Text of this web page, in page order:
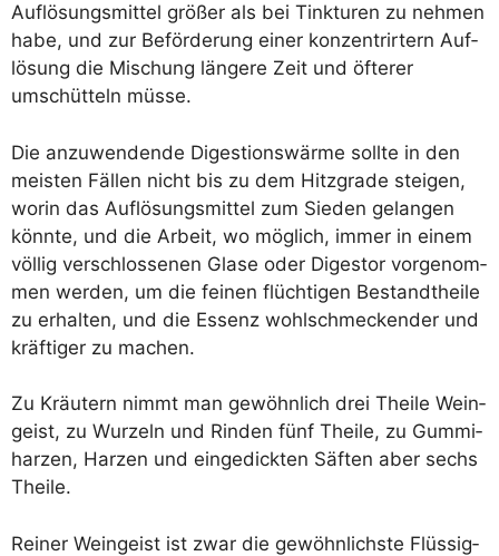
Auf­lö­sungs­mit­tel grö­ßer als bei Tink­tu­ren zu neh­men
habe, und zur Beför­de­rung einer kon­zen­trirt­ern Auf­
lö­sung die Mischung län­ge­re Zeit und öfte­rer
umschüt­teln müsse.
Die anzu­wen­den­de Diges­ti­ons­wär­me soll­te in den
meis­ten Fäl­len nicht bis zu dem Hitz­gra­de stei­gen,
wor­in das Auf­lö­sungs­mit­tel zum Sie­den gelan­gen
könn­te, und die Arbeit, wo mög­lich, immer in einem
völ­lig ver­schlos­se­nen Gla­se oder Diges­tor vor­ge­nom­
men wer­den, um die fei­nen flüch­ti­gen Bestandt­hei­le
zu erhal­ten, und die Essenz wohl­schme­cken­der und
kräf­ti­ger zu machen.
Zu Kräu­tern nimmt man gewöhn­lich drei Thei­le Wein­
geist, zu Wur­zeln und Rin­den fünf Thei­le, zu Gum­mi­
har­zen, Har­zen und ein­ge­dick­ten Säf­ten aber sechs
Theile.
Rei­ner Wein­geist ist zwar die gewöhn­lichs­te Flüs­sig­